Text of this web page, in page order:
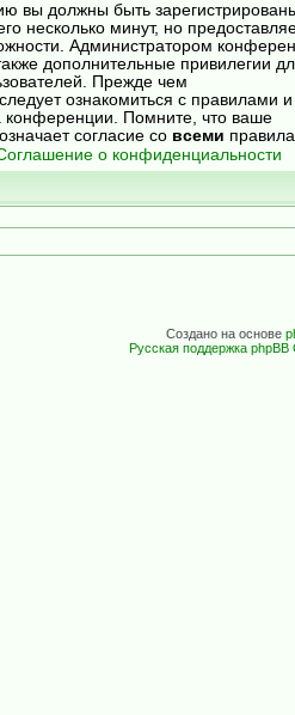
вы должны быть
несколько минут, но
Администратором
дополнительные привилегии
Прежде чем
ознакомиться с правилами и
конференции. Помните, что ваше
согласие со всеми
о конфиденциальности
Создано на основе
Русская поддержка phpBB